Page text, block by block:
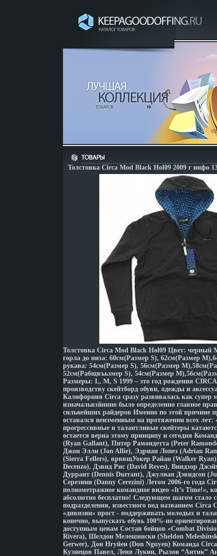
Толстовка Circa Mod Black Hol09 2009 г инфо
Толстовка Circa Mod Black Hol09 Цвет: черный
горла до низа: 60см(Размер S), 62см(Размер
рукава: 54см(Размер S), 56см(Размер
52см(Рабщвъьзмер S), 54см(Размер
Размеры: L, M, S 1999 – это год рождения
производству скейтборд обуви, одежды и
Калифорния Circa сразу развивалась как супер
изначальвзйннно было определенно главное
сильнейших райдеров Именно по этой причине
оставался неизменным на протяжении всех лет:
прогрессивные и талантливые скейтеры
остается верна этому принципу и сегодня
(Ryan Gallant), Питер Рамондетта (Peter
Джон Элли (Jon Allie), Эдриан Лопез (Adrian
(Sierra Fellers), врввщУокер Райан (Walker
Decenzo), Дэвид Рис (David Reyes), Виндзор
Дуррант (Dennis Durrant), Джулиан Дэвидсон
Серезини (Danny Cerezini) Летом 2006-го года
полнометражное командное видео «It’s Time!»,
абсолютно бесплатно! Следующем шагом стало
подразделения, известного под названием
«дивизии» прост - поддерживать молодых и
конечно, выпускать обувь 100%-но
доступным ценам Состав бойцов «Combat
Rivera), Шелдон Мелешински (Sheldon
Gerwer), Дон Нгуйен (Don Nguyen) Команда
Кузнецов Павел, Леня Лукин, Рылов “Антик”